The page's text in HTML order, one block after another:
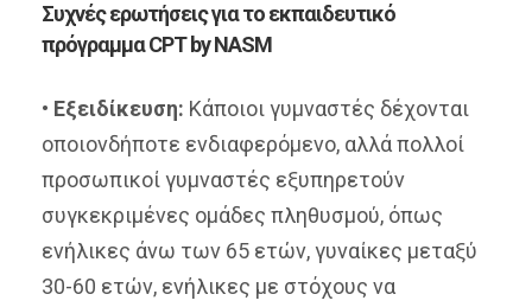
Συχνές ερωτήσεις για το εκπαιδευτικό
πρόγραμμα CPT by NASM
• Εξειδίκευση: Κάποιοι γυμναστές δέχονται
οποιονδήποτε ενδιαφερόμενο, αλλά πολλοί
προσωπικοί γυμναστές εξυπηρετούν
συγκεκριμένες ομάδες πληθυσμού, όπως
ενήλικες άνω των 65 ετών, γυναίκες μεταξύ
30-60 ετών, ενήλικες με στόχους να